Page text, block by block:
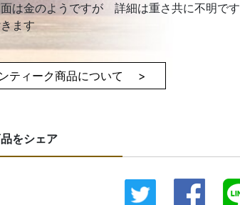
は金のようですが 詳細は重さ共に不明です
ます
ティーク商品について >
をシェア